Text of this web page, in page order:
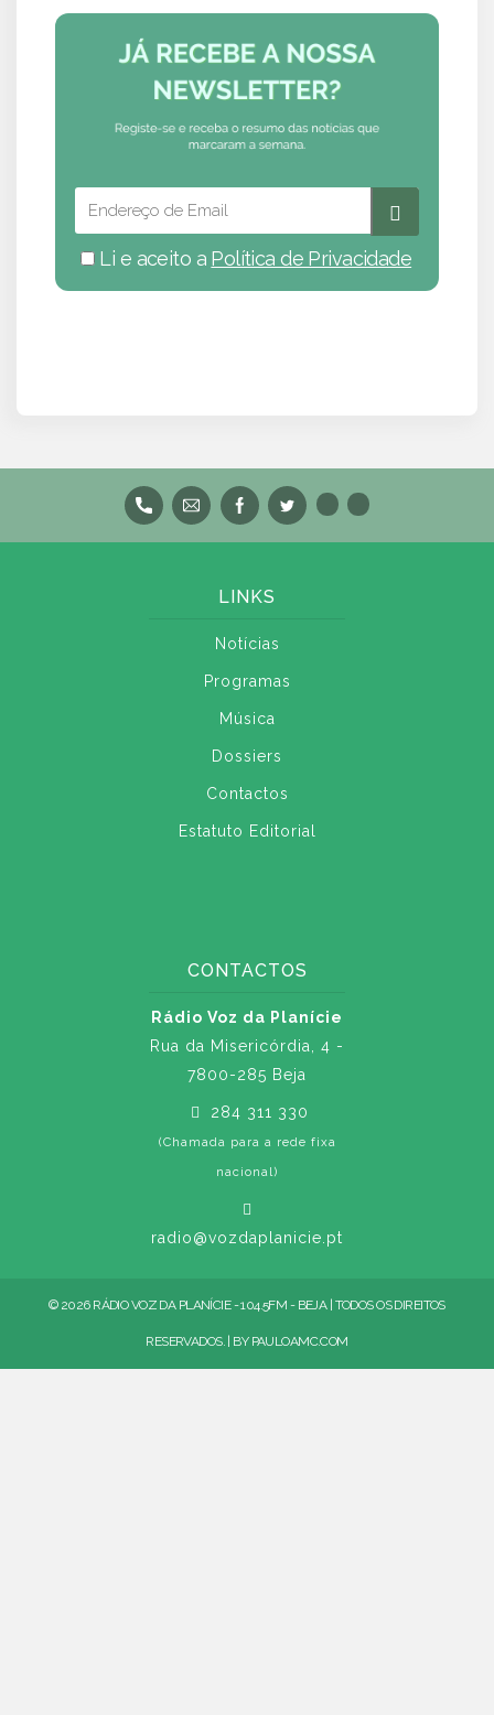
Li e aceito a Política de Privacidade
LINKS
Notícias
Programas
Música
Dossiers
Contactos
Estatuto Editorial
CONTACTOS
Rádio Voz da Planície
Rua da Misericórdia, 4 -
7800-285 Beja
284 311 330
(Chamada para a rede fixa
nacional)
radio@vozdaplanicie.pt
© 2026 RÁDIO VOZ DA PLANÍCIE - 104.5FM - BEJA | TODOS OS DIREITOS
RESERVADOS. | BY PAULOAMC.COM